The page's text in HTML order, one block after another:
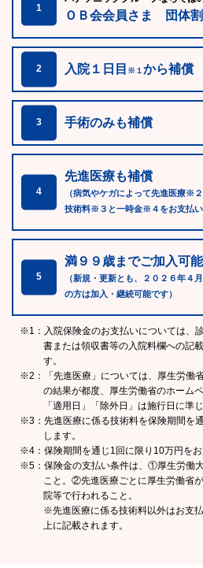
1
ＯＢ会会員さま 団体割
2 入院１日目 ※１ から補償
3 手術のみも補償
4
先進医療も補償
（病気やケガによって先進医療※
技術料※３と一時金※４をお支払い
5
満９９歳までご加入可能
（新規・更新とも、２０２６年４
の方は加入・継続可能です）
※1：入院保険金のお支払いについては、
書または領収書等の入院料欄への記
す。
※2：「先進医療」については、厚生労働
の結果が都度、厚生労働省のホーム
「適用日」「除外日」は施行日に準じ
※3：先進医療に係る技術料を保険期間を
します。
※4：保険期間を通じ1回に限り10万円をお
※5：保険金の支払い条件は、①厚生労働
こと。②先進医療ごとに厚生労働省
院等で行われること。
※先進医療に係る技術料以外はお支
上に記載されます。